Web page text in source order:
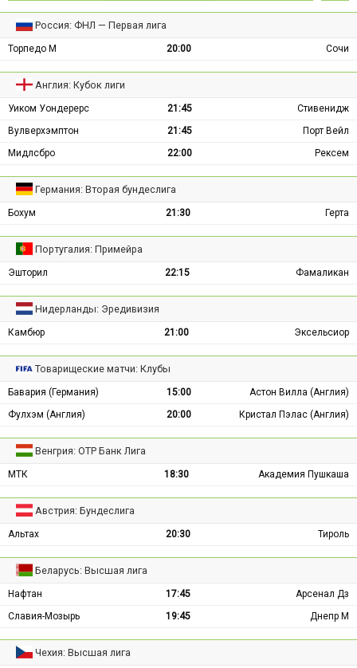
Россия: ФНЛ — Первая лига
Торпедо М 20:00 Сочи
Англия: Кубок лиги
Уиком Уондерерс 21:45
Стивенидж
Вулверхэмптон
21:45
Порт Вейл
Мидлсбро
22:00 Рексем
Германия: Вторая бундеслига
Бохум 21:30 Герта
Португалия: Примейра
Эшторил 22:15 Фамаликан
Нидерланды: Эредивизия
Камбюр 21:00 Эксельсиор
Товарищеские матчи: Клубы
Бавария (Германия) 15:00
Астон Вилла (Англия)
Фулхэм (Англия)
20:00 Кристал Пэлас (Англия)
Венгрия: ОТР Банк Лига
МТК 18:30 Академия Пушкаша
Австрия: Бундеслига
Альтах 20:30 Тироль
Беларусь: Высшая лига
Нафтан 17:45
Арсенал Дз
Славия-Мозырь
19:45 Днепр М
Чехия: Высшая лига